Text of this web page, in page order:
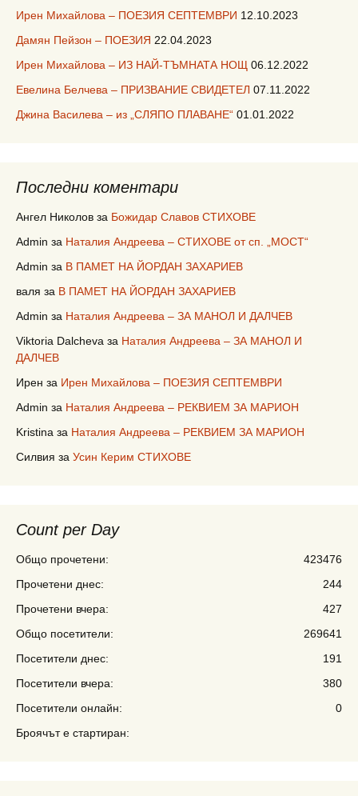
Ирен Михайлова – ПОЕЗИЯ СЕПТЕМВРИ 12.10.2023
Дамян Пейзон – ПОЕЗИЯ 22.04.2023
Ирен Михайлова – ИЗ НАЙ-ТЪМНАТА НОЩ 06.12.2022
Евелина Белчева – ПРИЗВАНИЕ СВИДЕТЕЛ 07.11.2022
Джина Василева – из „СЛЯПО ПЛАВАНЕ“ 01.01.2022
Последни коментари
Ангел Николов за Божидар Славов СТИХОВЕ
Admin за Наталия Андреева – СТИХОВЕ от сп. „МОСТ“
Admin за В ПАМЕТ НА ЙОРДАН ЗАХАРИЕВ
валя за В ПАМЕТ НА ЙОРДАН ЗАХАРИЕВ
Admin за Наталия Андреева – ЗА МАНОЛ И ДАЛЧЕВ
Viktoria Dalcheva за Наталия Андреева – ЗА МАНОЛ И
ДАЛЧЕВ
Ирен за Ирен Михайлова – ПОЕЗИЯ СЕПТЕМВРИ
Admin за Наталия Андреева – РЕКВИЕМ ЗА МАРИОН
Kristina за Наталия Андреева – РЕКВИЕМ ЗА МАРИОН
Силвия за Усин Керим СТИХОВЕ
Count per Day
423476
Общо прочетени:
244
Прочетени днес:
427
Прочетени вчера:
269641
Общо посетители:
191
Посетители днес:
380
Посетители вчера:
0
Посетители онлайн:
Броячът е стартиран: